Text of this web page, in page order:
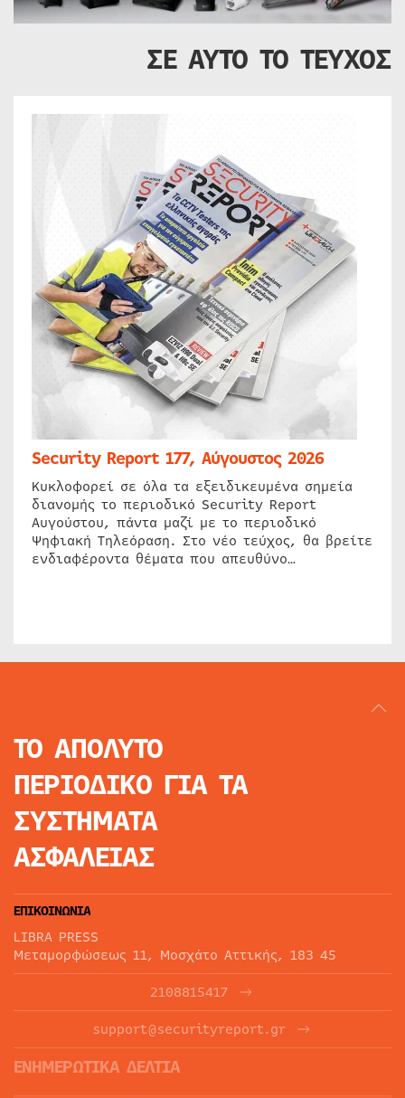
ΣΕ ΑΥΤΟ ΤΟ ΤΕΥΧΟΣ
Security Report 177, Αύγουστος 2026
Κυκλοφορεί σε όλα τα εξειδικευμένα σημεία
διανομής το περιοδικό Security Report
Αυγούστου, πάντα μαζί με το περιοδικό
Ψηφιακή Τηλεόραση. Στο νέο τεύχος, θα βρείτε
ενδιαφέροντα θέματα που απευθύνο…
ΤΟ ΑΠΟΛΥΤΟ
ΠΕΡΙΟΔΙΚΟ ΓΙΑ ΤΑ
ΣΥΣΤΗΜΑΤΑ
ΑΣΦΑΛΕΙΑΣ
ΕΠΙΚΟΙΝΩΝΙΑ
LIBRA PRESS
Μεταμορφώσεως 11, Μοσχάτο Αττικής, 183 45
2108815417
support@securityreport.gr
ΕΝΗΜΕΡΩΤΙΚΑ ΔΕΛΤΙΑ